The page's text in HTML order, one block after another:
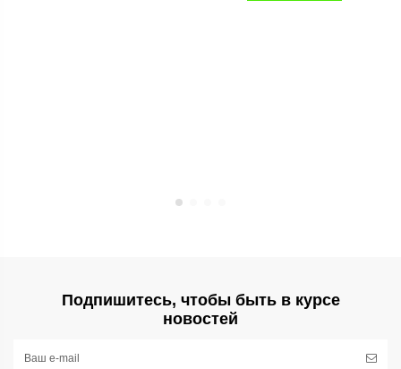
Подпишитесь, чтобы быть в курсе
новостей